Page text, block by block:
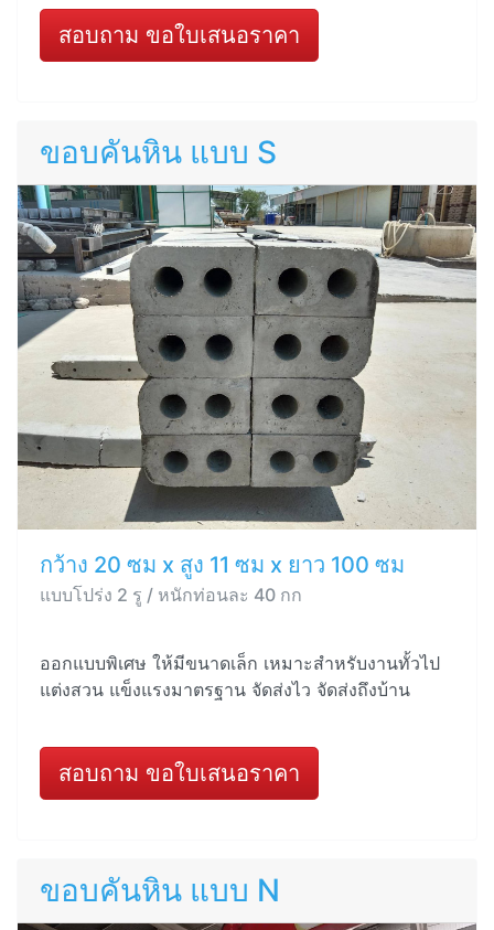
สอบถาม ขอใบเสนอราคา
ขอบคันหิน แบบ S
กว้าง 20 ซม x สูง 11 ซม x ยาว 100 ซม
แบบโปร่ง 2 รู / หนักท่อนละ 40 กก
ออกแบบพิเศษ ให้มีขนาดเล็ก เหมาะสำหรับงานทั้วไป
แต่งสวน แข็งแรงมาตรฐาน จัดส่งไว จัดส่งถึงบ้าน
สอบถาม ขอใบเสนอราคา
ขอบคันหิน แบบ N